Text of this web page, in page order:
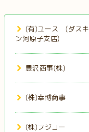
(有)ユース (ダスキ
ン河原子支店)
豊沢商事(株)
(株)幸博商事
(株)フジコー